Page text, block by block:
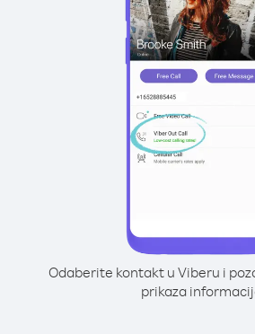
Odaberite kontakt u Viberu i
prikaza